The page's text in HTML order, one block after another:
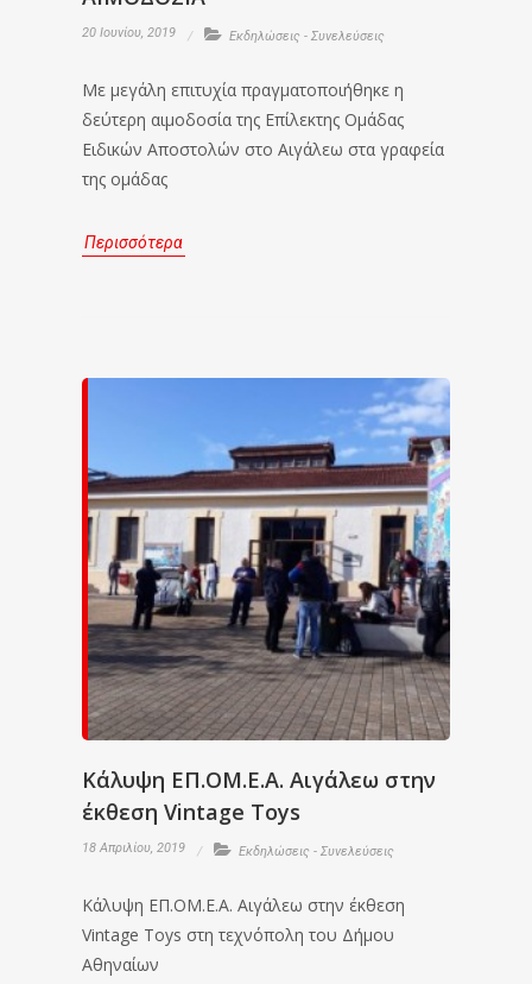
20 Ιουνίου, 2019 Εκδηλώσεις - Συνελεύσεις
Με μεγάλη επιτυχία πραγματοποιήθηκε η
δεύτερη αιμοδοσία της Επίλεκτης Ομάδας
Ειδικών Αποστολών στο Αιγάλεω στα γραφεία
της ομάδας
Περισσότερα
Κάλυψη ΕΠ.ΟΜ.Ε.Α. Αιγάλεω στην
έκθεση Vintage Toys
18 Απριλίου, 2019 Εκδηλώσεις - Συνελεύσεις
Κάλυψη ΕΠ.ΟΜ.Ε.Α. Αιγάλεω στην έκθεση
Vintage Toys στη τεχνόπολη του Δήμου
Αθηναίων